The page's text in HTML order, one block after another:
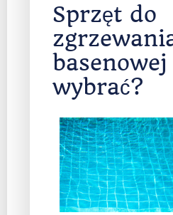
Sprzęt do
basenowej
wybrać?